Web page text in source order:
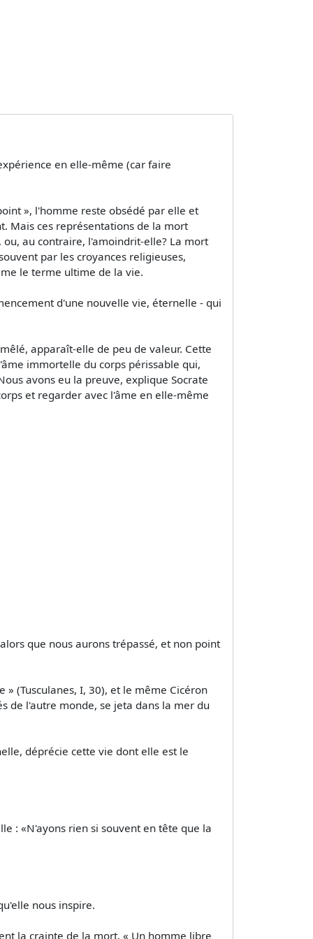
en elle-même (car faire
», l'homme reste obsédé par elle et
Mais ces représentations de la mort
au contraire, l'amoindrit-elle? La mort
par les croyances religieuses,
le terme ultime de la vie.
d'une nouvelle vie, éternelle - qui
apparaît-elle de peu de valeur. Cette
immortelle du corps périssable qui,
avons eu la preuve, explique Socrate
et regarder avec l'âme en elle-même
que nous aurons trépassé, et non point
(Tusculanes, I, 30), et le même Cicéron
de l'autre monde, se jeta dans la mer du
déprécie cette vie dont elle est le
: «N'ayons rien si souvent en tête que la
nous inspire.
la crainte de la mort. « Un homme libre